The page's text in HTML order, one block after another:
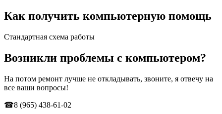
Как получить компьютерную помощь
Стандартная схема работы
Возникли проблемы с компьютером?
На потом ремонт лучше не откладывать, звоните, я отвечу на
все ваши вопросы!
☎8 (965) 438-61-02